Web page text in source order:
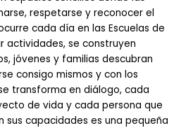
respetarse y reconocer el
cada día en las Escuelas de
actividades, se construyen
jóvenes y familias descubran
consigo mismos y con los
transforma en diálogo, cada
de vida y cada persona que
capacidades es una pequeña